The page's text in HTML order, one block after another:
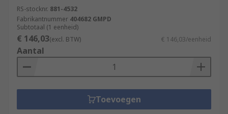
RS-stocknr. 881-4532
Fabrikantnummer 404682 GMPD
Subtotaal (1 eenheid)
€ 146,03(excl. BTW) € 146,03/eenheid
Aantal
Toevoegen